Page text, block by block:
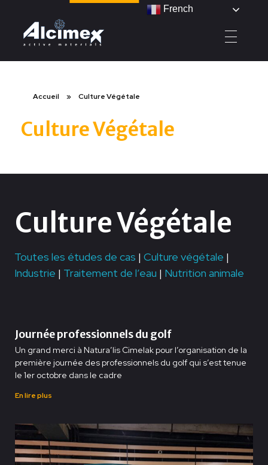
Alcimex - Active Materials
Accueil » Culture Végétale
Culture Végétale
Culture Végétale
Toutes les études de cas | Culture végétale |
Industrie | Traitement de l’eau | Nutrition animale
Journée professionnels du golf
Un grand merci à Natura’lis Cimelak pour l’organisation de la
première journée des professionnels du golf qui s’est tenue
le 1er octobre dans le cadre
En lire plus
French